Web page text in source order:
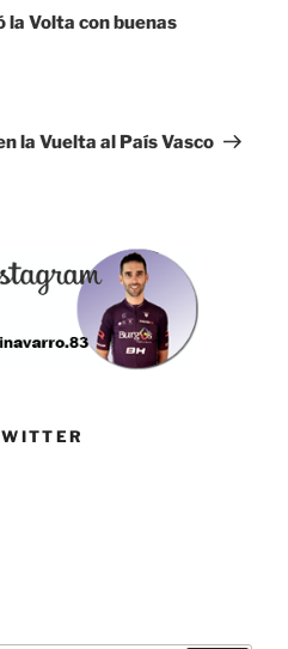
Volta con buenas
la Vuelta al País Vasco